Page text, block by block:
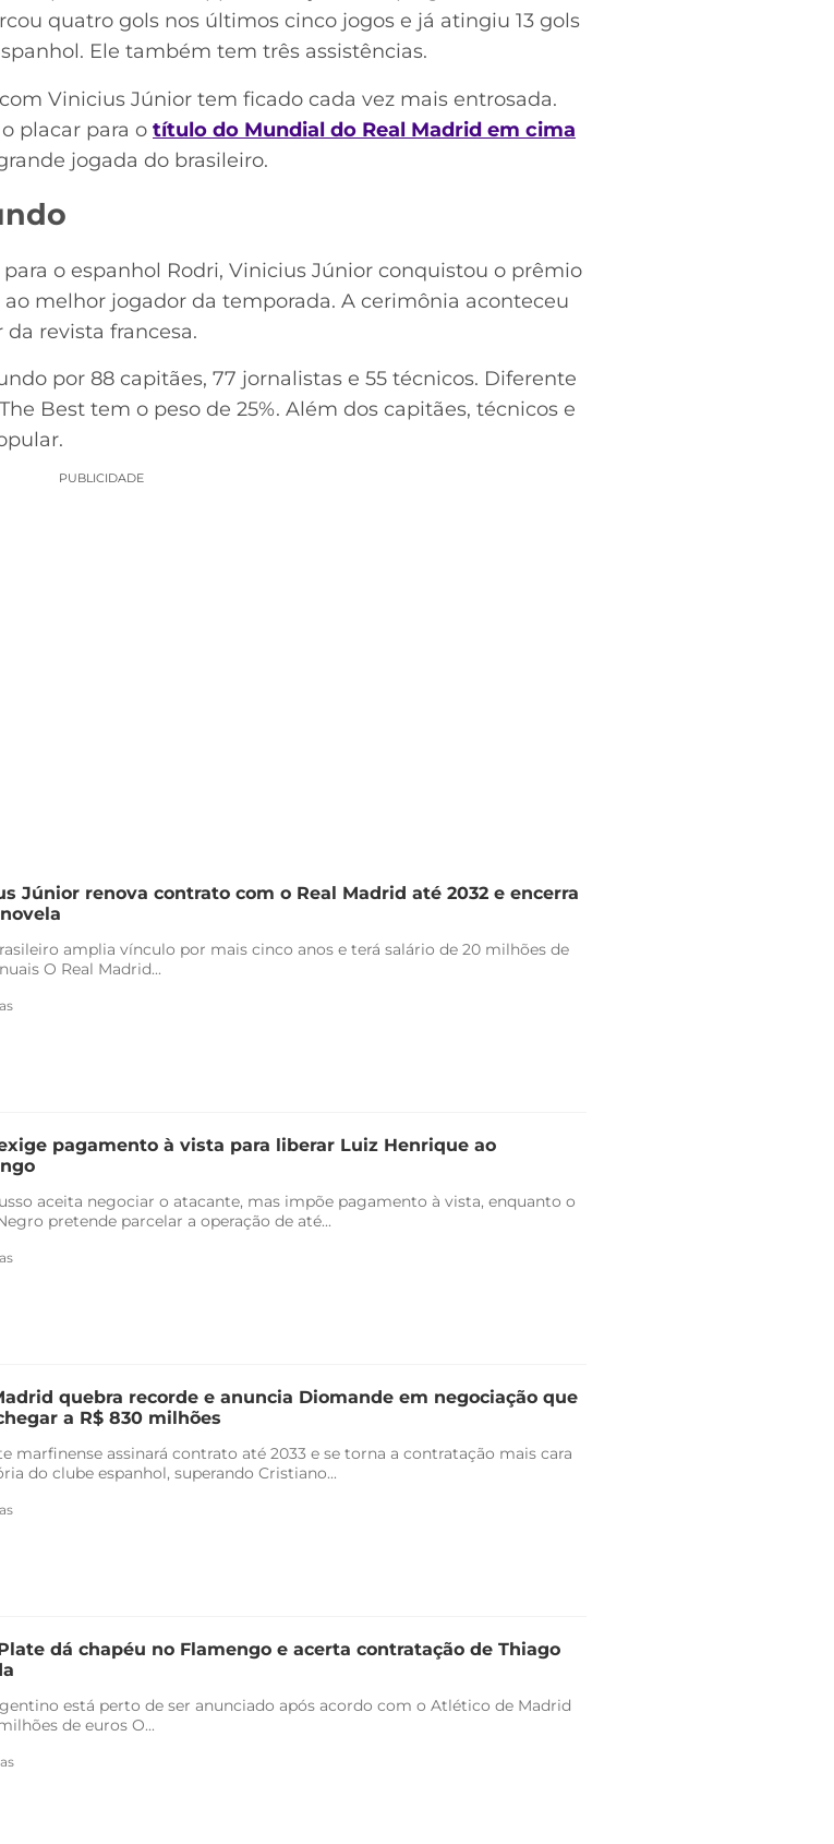
quatro gols nos últimos cinco jogos e já atingiu 13 gols
Ele também tem três assistências.
Vinicius Júnior tem ficado cada vez mais entrosada.
placar para o título do Mundial do Real Madrid em cima
jogada do brasileiro.
o espanhol Rodri, Vinicius Júnior conquistou o prêmio
melhor jogador da temporada. A cerimônia aconteceu
revista francesa.
por 88 capitães, 77 jornalistas e 55 técnicos. Diferente
Best tem o peso de 25%. Além dos capitães, técnicos e
PUBLICIDADE
Júnior renova contrato com o Real Madrid até 2032 e encerra
amplia vínculo por mais cinco anos e terá salário de 20 milhões de
O Real Madrid...
pagamento à vista para liberar Luiz Henrique ao
aceita negociar o atacante, mas impõe pagamento à vista, enquanto o
pretende parcelar a operação de até...
quebra recorde e anuncia Diomande em negociação que
a R$ 830 milhões
marfinense assinará contrato até 2033 e se torna a contratação mais cara
do clube espanhol, superando Cristiano...
dá chapéu no Flamengo e acerta contratação de Thiago
está perto de ser anunciado após acordo com o Atlético de Madrid
de euros O...